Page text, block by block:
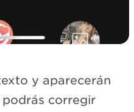
y aparecerán
podrás corregir